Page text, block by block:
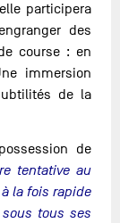
participera
des
course : en
immersion
de la
de
tentative au
la fois rapide
tous ses